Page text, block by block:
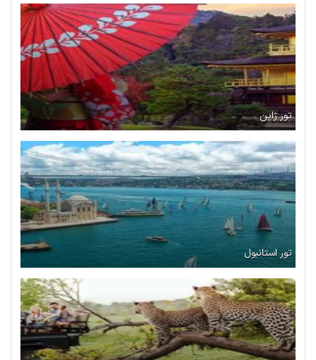
تور ژاپن
تور استانبول